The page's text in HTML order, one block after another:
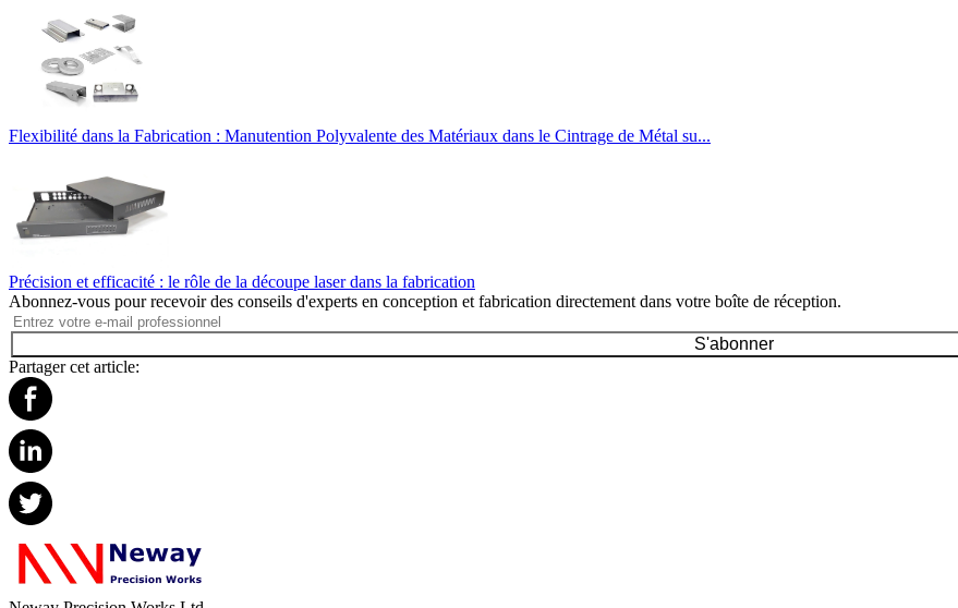
Flexibilité dans la Fabrication : Manutention Polyvalente des Matériaux dans le Cintrage de Métal su...
Précision et efficacité : le rôle de la découpe laser dans la fabrication
Abonnez-vous pour recevoir des conseils d'experts en conception et fabrication directement dans votre boîte de réception.
S'abonner
Partager cet article: